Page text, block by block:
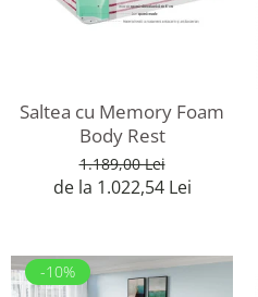
Saltea cu Memory Foam
Body Rest
1.189,00 Lei
de la 1.022,54 Lei
-10%